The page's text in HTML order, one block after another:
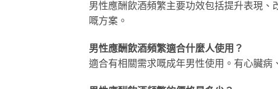
男性應酬飲酒頻繁主要功效包括提升表現
嘅方案。
男性應酬飲酒頻繁適合什麼人使用？
適合有相關需求嘅成年男性使用。有心臟病